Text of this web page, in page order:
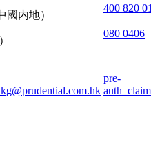
國内地）
400 820
080 0406
pre-